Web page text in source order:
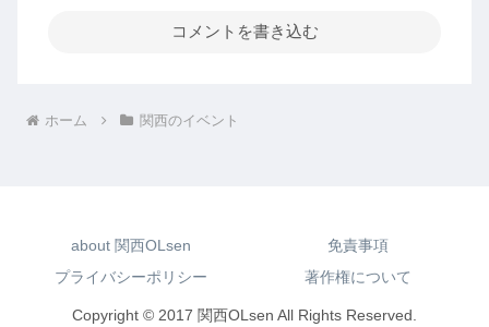
コメントを書き込む
ホーム 関西のイベント
about 関西OLsen
免責事項
プライバシーポリシー
著作権について
Copyright © 2017 関西OLsen All Rights Reserved.